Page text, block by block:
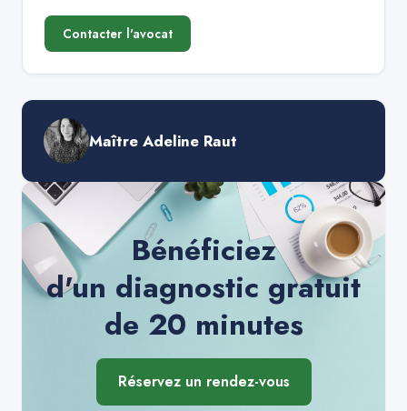
Contacter l'avocat
Maître Adeline Raut
Bénéficiez
d'un diagnostic gratuit
de 20 minutes
Réservez un rendez-vous